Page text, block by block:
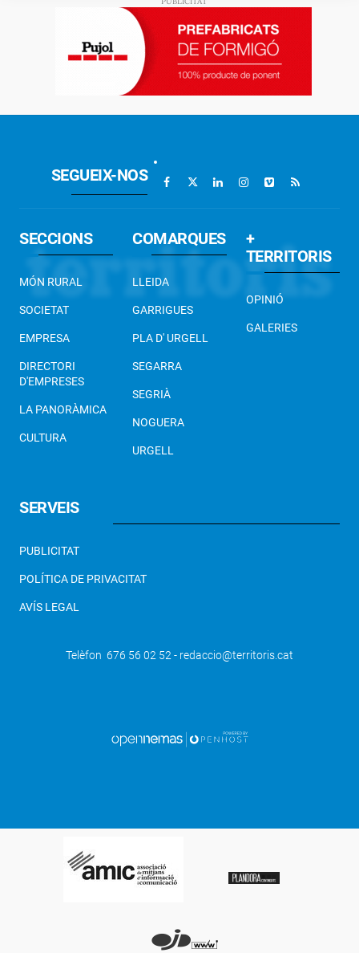
Térmens s'engalana amb 1.500 petúnies
per quart any consecutiu
SEGUEIX-NOS
SECCIONS
MÓN RURAL
SOCIETAT
EMPRESA
DIRECTORI
D'EMPRESES
LA PANORÀMICA
CULTURA
COMARQUES
LLEIDA
GARRIGUES
PLA D' URGELL
SEGARRA
SEGRIÀ
NOGUERA
URGELL
+
TERRITORIS
OPINIÓ
GALERIES
SERVEIS
PUBLICITAT
POLÍTICA DE PRIVACITAT
AVÍS LEGAL
Telèfon 676 56 02 52 - redaccio@territoris.cat